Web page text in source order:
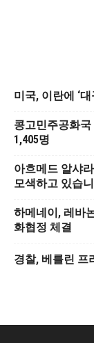
미국, 이란에 ‘
콩고민주공화
1,405명
아흐메드 알샤
모색하고 있습
하메네이, 레바
화협정 체결
경찰, 베를린 프